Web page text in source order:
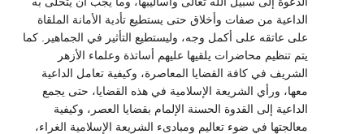
الداعية من صفات وأخلاق حتى يستطيع تأدية الأمانة الملقاة
على عاتقه على أكمل وجه، وليستطيع التأثير في الجماهير. كما
يتم تنظيم محاضرات يلقيها عليهم أساتذة وعلماء الأزهر
الشريف في كافة القضايا المعاصرة، وكيفية تعامل الداعية
معها، ورأي الشريعة الإسلامية في هذه القضايا، حتى يجمع
الداعية إلى القدوة الحسنة الإلمام بقضايا العصر، وكيفية
معالجتها في ضوء تعاليم ومبادىء الشريعة الإسلامية الغراء،